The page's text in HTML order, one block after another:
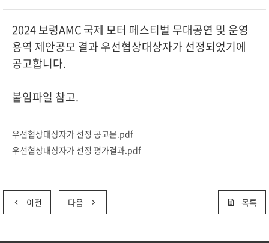
2024 보령AMC 국제 모터 페스티벌 무대공연 및 운영
용역 제안공모 결과 우선협상대상자가 선정되었기에
공고합니다.
붙임파일 참고.
우선협상대상자가 선정 공고문.pdf
우선협상대상자가 선정 평가결과.pdf
이전 다음 목록